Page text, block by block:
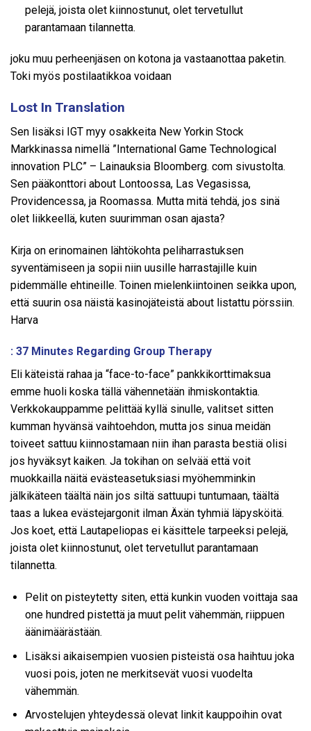
pelejä, joista olet kiinnostunut, olet tervetullut
parantamaan tilannetta.
joku muu perheenjäsen on kotona ja vastaanottaa paketin.
Toki myös postilaatikkoa voidaan
Lost In Translation
Sen lisäksi IGT myy osakkeita New Yorkin Stock
Markkinassa nimellä ”International Game Technological
innovation PLC” – Lainauksia Bloomberg. com sivustolta.
Sen pääkonttori about Lontoossa, Las Vegasissa,
Providencessa, ja Roomassa. Mutta mitä tehdä, jos sinä
olet liikkeellä, kuten suurimman osan ajasta?
Kirja on erinomainen lähtökohta peliharrastuksen
syventämiseen ja sopii niin uusille harrastajille kuin
pidemmälle ehtineille. Toinen mielenkiintoinen seikka upon,
että suurin osa näistä kasinojäteistä about listattu pörssiin.
Harva
: 37 Minutes Regarding Group Therapy
Eli käteistä rahaa ja “face-to-face” pankkikorttimaksua
emme huoli koska tällä vähennetään ihmiskontaktia.
Verkkokauppamme pelittää kyllä sinulle, valitset sitten
kumman hyvänsä vaihtoehdon, mutta jos sinua meidän
toiveet sattuu kiinnostamaan niin ihan parasta bestiä olisi
jos hyväksyt kaiken. Ja tokihan on selvää että voit
muokkailla näitä evästeasetuksiasi myöhemminkin
jälkikäteen täältä näin jos siltä sattuupi tuntumaan, täältä
taas a lukea evästejargonit ilman Äxän tyhmiä läpysköitä.
Jos koet, että Lautapeliopas ei käsittele tarpeeksi pelejä,
joista olet kiinnostunut, olet tervetullut parantamaan
tilannetta.
Pelit on pisteytetty siten, että kunkin vuoden voittaja saa
one hundred pistettä ja muut pelit vähemmän, riippuen
äänimäärästään.
Lisäksi aikaisempien vuosien pisteistä osa haihtuu joka
vuosi pois, joten ne merkitsevät vuosi vuodelta
vähemmän.
Arvostelujen yhteydessä olevat linkit kauppoihin ovat